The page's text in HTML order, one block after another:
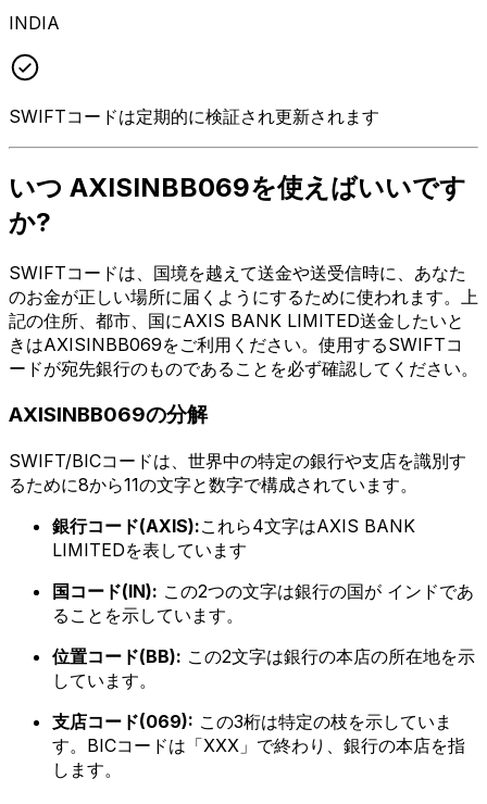
INDIA
SWIFTコードは定期的に検証され更新されます
いつ AXISINBB069を使えばいいです
か?
SWIFTコードは、国境を越えて送金や送受信時に、あなた
のお金が正しい場所に届くようにするために使われます。上
記の住所、都市、国にAXIS BANK LIMITED送金したいと
きはAXISINBB069をご利用ください。使用するSWIFTコ
ードが宛先銀行のものであることを必ず確認してください。
AXISINBB069の分解
SWIFT/BICコードは、世界中の特定の銀行や支店を識別す
るために8から11の文字と数字で構成されています。
銀行コード(AXIS):これら4文字はAXIS BANK
LIMITEDを表しています
国コード(IN): この2つの文字は銀行の国が インドであ
ることを示しています。
位置コード(BB): この2文字は銀行の本店の所在地を示
しています。
支店コード(069): この3桁は特定の枝を示していま
す。BICコードは「XXX」で終わり、銀行の本店を指
します。